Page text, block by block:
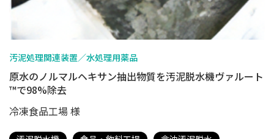
汚泥処理関連装置／水処理用薬品
原水のノルマルヘキサン抽出物質を汚泥脱水機ヴァルート
™で98%除去
冷凍食品工場 様